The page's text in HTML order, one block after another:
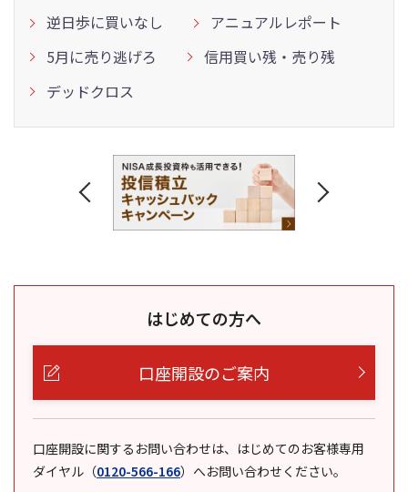
逆日歩に買いなし
アニュアルレポート
5月に売り逃げろ
信用買い残・売り残
デッドクロス
はじめての方へ
口座開設のご案内
口座開設に関するお問い合わせは、はじめてのお客様専用
ダイヤル （0120-566-166） へお問い合わせください。